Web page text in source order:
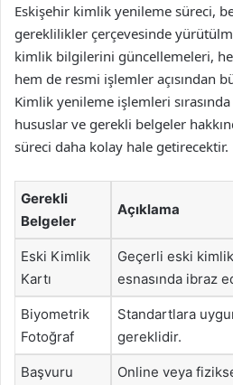
Eskişehir kimlik yenileme süreci,
gereklilikler çerçevesinde
kimlik bilgilerini güncellemeleri,
hem de resmi işlemler açısından
Kimlik yenileme işlemleri
hususlar ve gerekli belgeler
süreci daha kolay hale getirecektir.
Gerekli
Belgeler
Açıklama
Eski Kimlik
Kartı
Geçerli eski
esnasında ibraz
Biyometrik
Fotoğraf
Standartlara
gereklidir.
Başvuru
Online veya